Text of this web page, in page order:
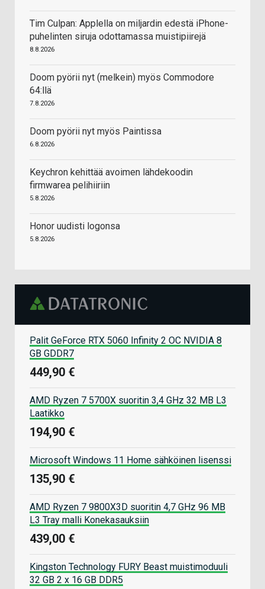
Tim Culpan: Applella on miljardin edestä iPhone-
puhelinten siruja odottamassa muistipiirejä
8.8.2026
Doom pyörii nyt (melkein) myös Commodore
64:llä
7.8.2026
Doom pyörii nyt myös Paintissa
6.8.2026
Keychron kehittää avoimen lähdekoodin
firmwarea pelihiiriin
5.8.2026
Honor uudisti logonsa
5.8.2026
Palit GeForce RTX 5060 Infinity 2 OC NVIDIA 8
GB GDDR7
449,90 €
AMD Ryzen 7 5700X suoritin 3,4 GHz 32 MB L3
Laatikko
194,90 €
Microsoft Windows 11 Home sähköinen lisenssi
135,90 €
AMD Ryzen 7 9800X3D suoritin 4,7 GHz 96 MB
L3 Tray malli Konekasauksiin
439,00 €
Kingston Technology FURY Beast muistimoduuli
32 GB 2 x 16 GB DDR5